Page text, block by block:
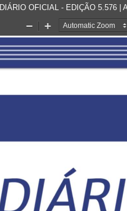
DIÁRIO OFICIAL - EDIÇÃO 5.576 |